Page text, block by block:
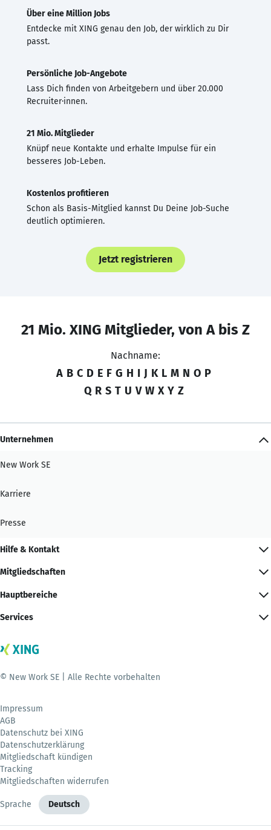
Über eine Million Jobs
Entdecke mit XING genau den Job, der wirklich zu Dir
passt.
Persönliche Job-Angebote
Lass Dich finden von Arbeitgebern und über 20.000
Recruiter·innen.
21 Mio. Mitglieder
Knüpf neue Kontakte und erhalte Impulse für ein
besseres Job-Leben.
Kostenlos profitieren
Schon als Basis-Mitglied kannst Du Deine Job-Suche
deutlich optimieren.
Jetzt registrieren
21 Mio. XING Mitglieder, von A bis Z
Nachname:
A B C D E F G H I J K L M N O P
Q R S T U V W X Y Z
Unternehmen
New Work SE
Karriere
Presse
Hilfe & Kontakt
Mitgliedschaften
Hauptbereiche
Services
© New Work SE | Alle Rechte vorbehalten
Impressum
AGB
Datenschutz bei XING
Datenschutzerklärung
Mitgliedschaft kündigen
Tracking
Mitgliedschaften widerrufen
Sprache Deutsch